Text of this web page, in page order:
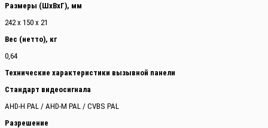
Размеры (ШхВхГ), мм
242 x 150 x 21
Вес (нетто), кг
0,64
Технические характеристики вызывной панели
Стандарт видеосигнала
AHD-H PAL / AHD-M PAL / CVBS PAL
Разрешение